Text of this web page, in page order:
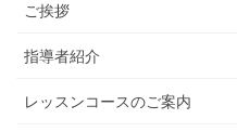
ーご挨拶
指導者紹介
レッスンコースのご案内